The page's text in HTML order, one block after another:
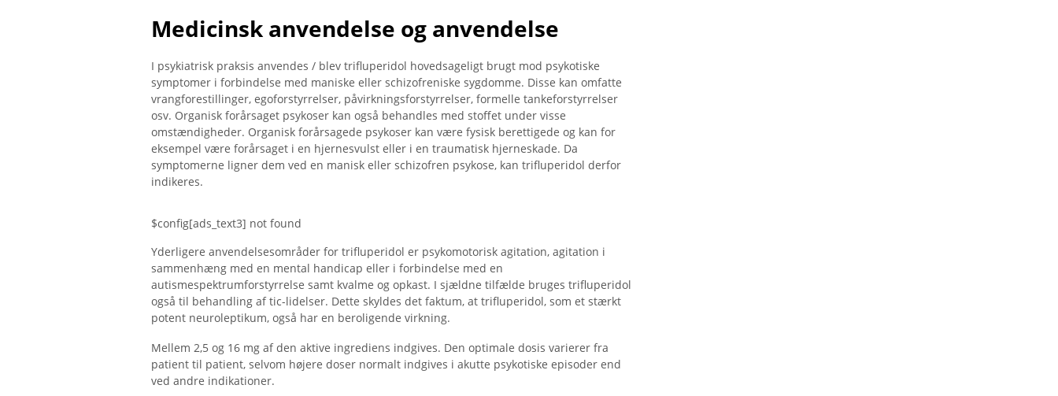
Medicinsk anvendelse og anvendelse
I psykiatrisk praksis anvendes / blev trifluperidol hovedsageligt brugt mod psykotiske
symptomer i forbindelse med maniske eller schizofreniske sygdomme. Disse kan omfatte
vrangforestillinger, egoforstyrrelser, påvirkningsforstyrrelser, formelle tankeforstyrrelser
osv. Organisk forårsaget psykoser kan også behandles med stoffet under visse
omstændigheder. Organisk forårsagede psykoser kan være fysisk berettigede og kan for
eksempel være forårsaget i en hjernesvulst eller i en traumatisk hjerneskade. Da
symptomerne ligner dem ved en manisk eller schizofren psykose, kan trifluperidol derfor
indikeres.
$config[ads_text3] not found
Yderligere anvendelsesområder for trifluperidol er psykomotorisk agitation, agitation i
sammenhæng med en mental handicap eller i forbindelse med en
autismespektrumforstyrrelse samt kvalme og opkast. I sjældne tilfælde bruges trifluperidol
også til behandling af tic-lidelser. Dette skyldes det faktum, at trifluperidol, som et stærkt
potent neuroleptikum, også har en beroligende virkning.
Mellem 2,5 og 16 mg af den aktive ingrediens indgives. Den optimale dosis varierer fra
patient til patient, selvom højere doser normalt indgives i akutte psykotiske episoder end
ved andre indikationer.